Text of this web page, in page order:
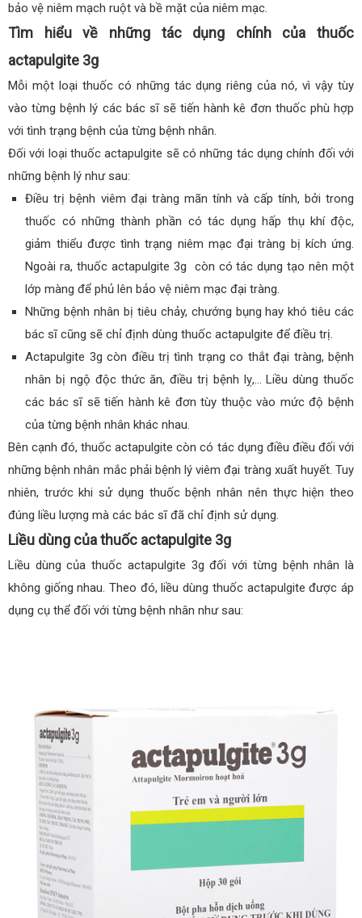
bảo vệ niêm mạch ruột và bề mặt của niêm mạc.
Tìm hiểu về những tác dụng chính của thuốc
actapulgite 3g
Mỗi một loại thuốc có những tác dụng riêng của nó, vì vậy tùy
vào từng bệnh lý các bác sĩ sẽ tiến hành kê đơn thuốc phù hợp
với tình trạng bệnh của từng bệnh nhân.
Đối với loại thuốc actapulgite sẽ có những tác dụng chính đối với
những bệnh lý như sau:
Điều trị bệnh viêm đại tràng mãn tính và cấp tính, bởi trong
thuốc có những thành phần có tác dụng hấp thụ khí độc,
giảm thiểu được tình trạng niêm mạc đại tràng bị kích ứng.
Ngoài ra, thuốc actapulgite 3g còn có tác dụng tạo nên một
lớp màng để phủ lên bảo vệ niêm mạc đại tràng.
Những bệnh nhân bị tiêu chảy, chướng bụng hay khó tiêu các
bác sĩ cũng sẽ chỉ định dùng thuốc actapulgite để điều trị.
Actapulgite 3g còn điều trị tình trạng co thắt đại tràng, bệnh
nhân bị ngộ độc thức ăn, điều trị bệnh lỵ,… Liều dùng thuốc
các bác sĩ sẽ tiến hành kê đơn tùy thuộc vào mức độ bệnh
của từng bệnh nhân khác nhau.
Bên cạnh đó, thuốc actapulgite còn có tác dụng điều điều đối với
những bệnh nhân mắc phải bệnh lý viêm đại tràng xuất huyết. Tuy
nhiên, trước khi sử dụng thuốc bệnh nhân nên thực hiện theo
đúng liều lượng mà các bác sĩ đã chỉ định sử dụng.
Liều dùng của thuốc actapulgite 3g
Liều dùng của thuốc actapulgite 3g đối với từng bệnh nhân là
không giống nhau. Theo đó, liều dùng thuốc actapulgite được áp
dụng cụ thể đối với từng bệnh nhân như sau: